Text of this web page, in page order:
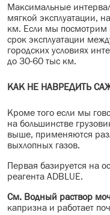
Максимальные
мягкой эксплуатации,
км. Если мы посмотрим
срок эксплуатации
городских условиях
до 30-60 тыс км.
КАК НЕ НАВРЕДИТЬ
Кроме того если мы
на большинстве
выше, применяются
выхлопных газов.
Первая базируется на
реагента ADBLUE.
См. Водный раствор
капризна и работает